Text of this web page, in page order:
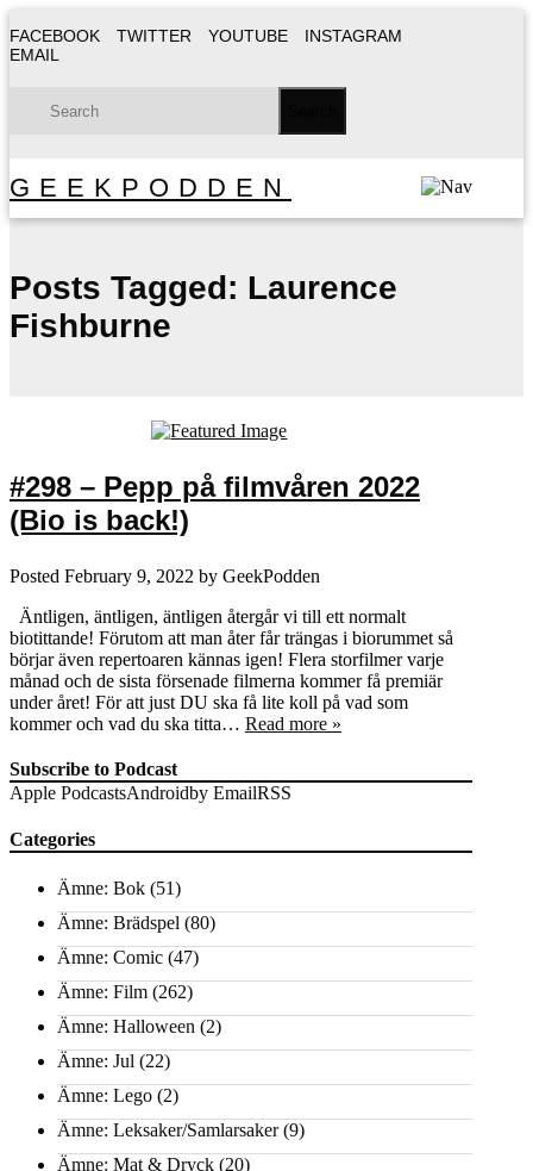
FACEBOOK TWITTER YOUTUBE
INSTAGRAM
EMAIL
GEEKPODDEN
Posts Tagged: Laurence
Fishburne
#298 – Pepp på filmvåren 2022
(Bio is back!)
Posted February 9, 2022 by GeekPodden
Äntligen, äntligen, äntligen återgår vi till ett normalt
biotittande! Förutom att man åter får trängas i biorummet så
börjar även repertoaren kännas igen! Flera storfilmer varje
månad och de sista försenade filmerna kommer få premiär
under året! För att just DU ska få lite koll på vad som
kommer och vad du ska titta… Read more »
Subscribe to Podcast
Apple PodcastsAndroidby EmailRSS
Categories
Ämne: Bok (51)
Ämne: Brädspel (80)
Ämne: Comic (47)
Ämne: Film (262)
Ämne: Halloween (2)
Ämne: Jul (22)
Ämne: Lego (2)
Ämne: Leksaker/Samlarsaker(9)
Ämne: Mat & Dryck (20)